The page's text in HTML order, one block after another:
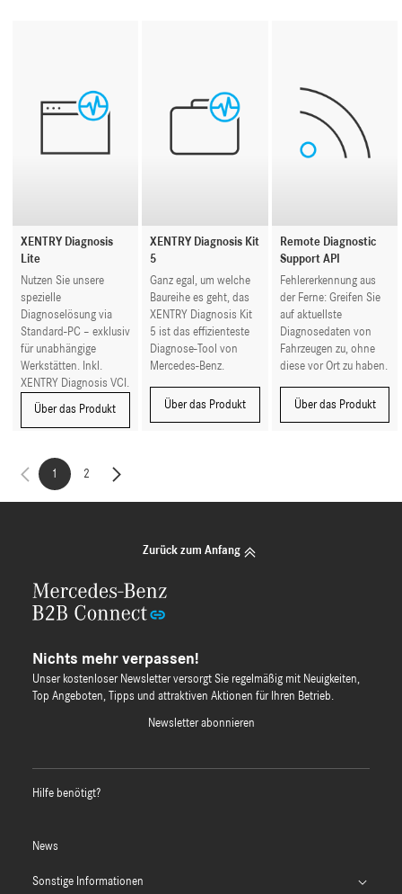
XENTRY Diagnosis
Lite
Nutzen Sie unsere
spezielle
Diagnoselösung via
Standard-PC – exklusiv
für unabhängige
Werkstätten. Inkl.
XENTRY Diagnosis VCI.
Über das Produkt
XENTRY Diagnosis Kit
5
Ganz egal, um welche
Baureihe es geht, das
XENTRY Diagnosis Kit
5 ist das effizienteste
Diagnose-Tool von
Mercedes-Benz.
Über das Produkt
Remote Diagnostic
Support API
Fehlererkennung aus
der Ferne: Greifen Sie
auf aktuellste
Diagnosedaten von
Fahrzeugen zu, ohne
diese vor Ort zu haben.
Über das Produkt
1 2
Zurück zum Anfang
Nichts mehr verpassen!
Unser kostenloser Newsletter versorgt Sie regelmäßig mit Neuigkeiten,
Top Angeboten, Tipps und attraktiven Aktionen für Ihren Betrieb.
Newsletter abonnieren
Hilfe benötigt?
News
Sonstige Informationen